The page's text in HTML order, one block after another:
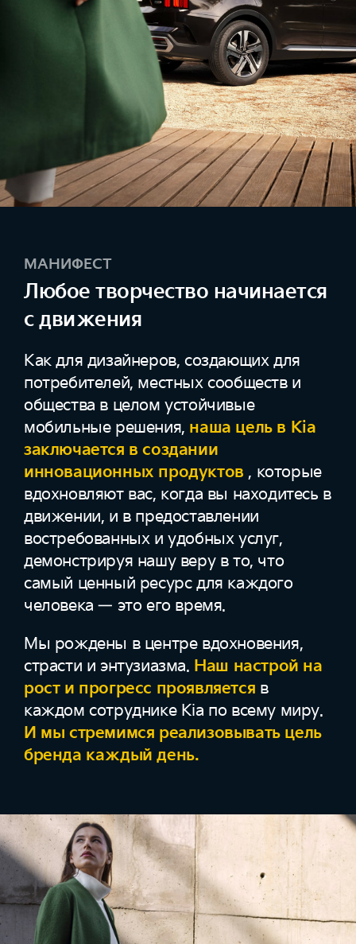
МАНИФЕСТ
Любое творчество начинается
с движения
Как для дизайнеров, создающих для
потребителей, местных сообществ и
общества в целом устойчивые
мобильные решения, наша цель в Kia
заключается в создании
инновационных продуктов , которые
вдохновляют вас, когда вы находитесь в
движении, и в предоставлении
востребованных и удобных услуг,
демонстрируя нашу веру в то, что
самый ценный ресурс для каждого
человека — это его время.
Мы рождены в центре вдохновения,
страсти и энтузиазма. Наш настрой на
рост и прогресс проявляется в
каждом сотруднике Kia по всему миру.
И мы стремимся реализовывать цель
бренда каждый день.